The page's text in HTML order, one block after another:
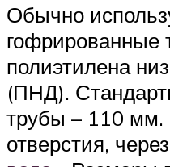
Обычно
гофрированные
полиэтилена
(ПНД).
трубы – 110 мм.
отверстия, через